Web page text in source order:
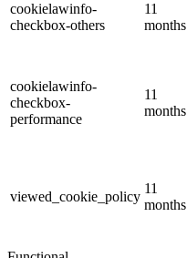
cookielawinfo-
checkbox-others
11
months
cookielawinfo-
checkbox-
performance
11
months
viewed_cookie_policy
11
months